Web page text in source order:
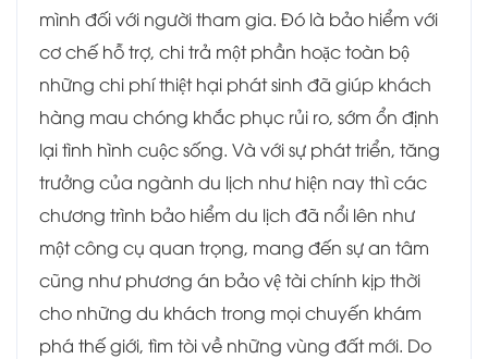
mình đối với người tham gia. Đó là bảo hiểm với
cơ chế hỗ trợ, chi trả một phần hoặc toàn bộ
những chi phí thiệt hại phát sinh đã giúp khách
hàng mau chóng khắc phục rủi ro, sớm ổn định
lại tình hình cuộc sống. Và với sự phát triển, tăng
trưởng của ngành du lịch như hiện nay thì các
chương trình bảo hiểm du lịch đã nổi lên như
một công cụ quan trọng, mang đến sự an tâm
cũng như phương án bảo vệ tài chính kịp thời
cho những du khách trong mọi chuyến khám
phá thế giới, tìm tòi về những vùng đất mới. Do